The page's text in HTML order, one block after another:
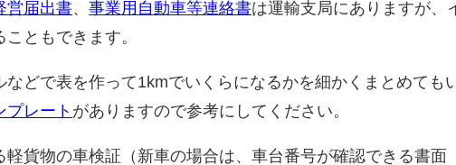
営届出書、事業用自動車等連絡書は運輸支局にありますが、
ともできます。
などで表を作って1kmでいくらになるかを細かくまとめても
プレート がありますので参考にしてください。
軽貨物の車検証（新車の場合は、車台番号が確認できる書面